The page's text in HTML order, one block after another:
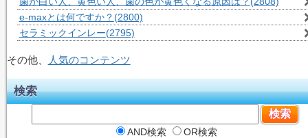
e-maxとは何ですか？ (2800)
セラミックインレー(2795)
その他、 人気のコンテンツ
検索
AND検索 OR検索